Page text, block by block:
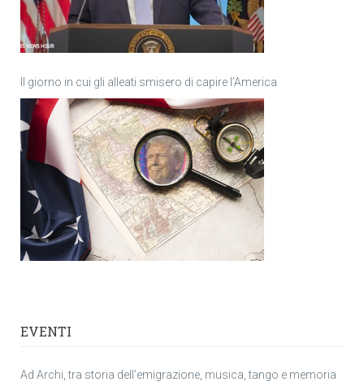
Il giorno in cui gli alleati smisero di capire l’America
EVENTI
Ad Archi, tra storia dell’emigrazione, musica, tango e memoria